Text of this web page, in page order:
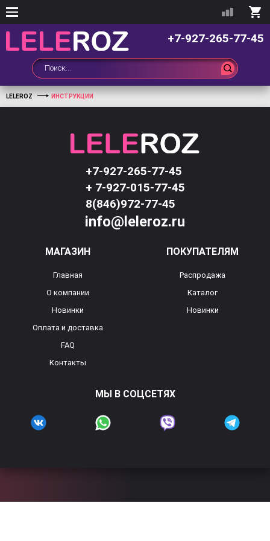
+7-927-265-77-45
LELEROZ ИНСТРУКЦИИ
+7-927-265-77-45
+ 7-927-015-77-45
8(846)972-77-45
info@leleroz.ru
МАГАЗИН
Главная
О компании
Новинки
Оплата и доставка
FAQ
Контакты
ПОКУПАТЕЛЯМ
Распродажа
Каталог
Новинки
МЫ В СОЦСЕТЯХ